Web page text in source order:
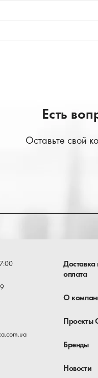
Есть
Оставьте свой
Доставка
оплата
О
Проекты
Бренды
Новости